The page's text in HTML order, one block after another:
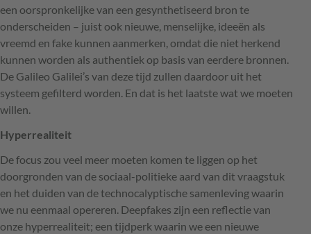
een oorspronkelijke van een gesynthetiseerd bron te
onderscheiden – juist ook nieuwe, menselijke, ideeën als
vreemd en fake kunnen aanmerken, omdat die niet herkend
kunnen worden als authentiek op basis van eerdere bronnen.
De Galileo Galilei’s van deze tijd zullen daardoor uit het
systeem gefilterd worden. En dat is het laatste wat we moeten
willen.
Hyperrealiteit
De focus zou veel meer moeten komen te liggen op het
doorgronden van de sociaal-politieke aard van dit vraagstuk
en het duiden van de technocalyptische samenleving waarin
we nu eenmaal opereren. Deepfakes zijn een reflectie van
onze hyperrealiteit; een tijdperk waarin we een nieuwe